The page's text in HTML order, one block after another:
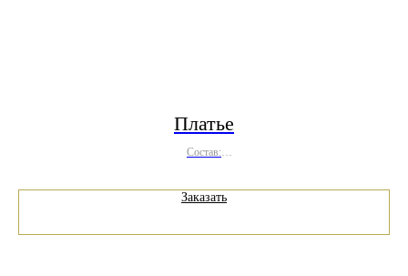
Платье
Состав:
Заказать